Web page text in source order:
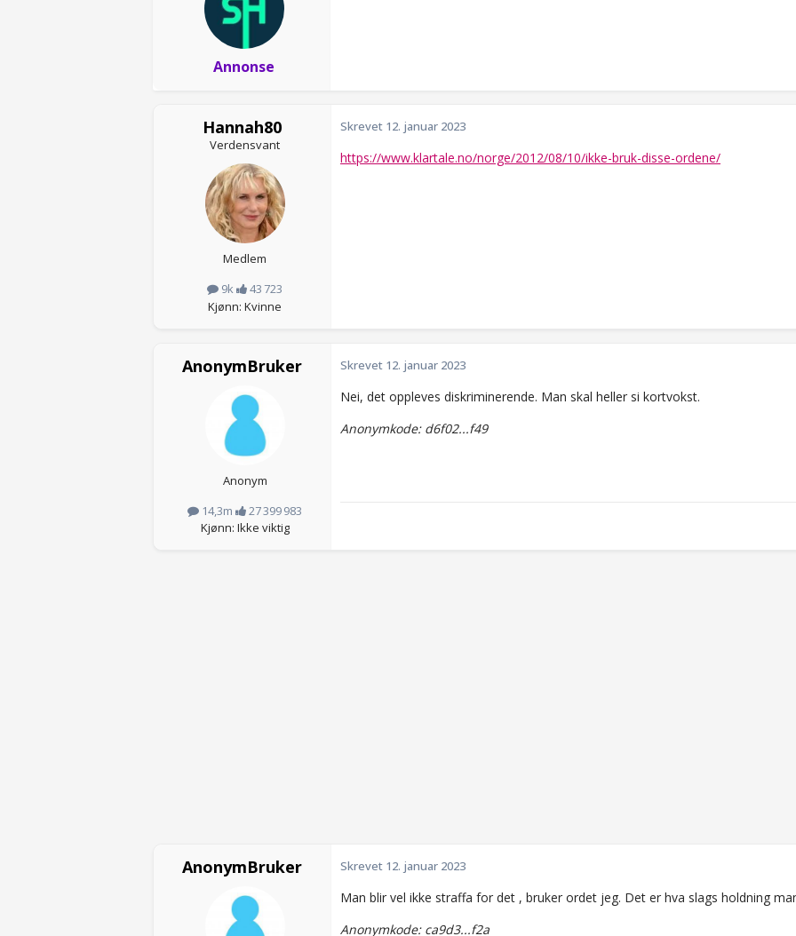
Annonse
Hannah80
Verdensvant
Medlem
9k
43 723
Kjønn: Kvinne
Skrevet 12. januar 2023
https://www.klartale.no/norge/2012/08/10/ikke-bruk-disse-ordene/
AnonymBruker
Anonym
14,3m
27 399 983
Kjønn: Ikke viktig
Skrevet 12. januar 2023
Nei, det oppleves diskriminerende. Man skal heller si kortvokst.
Anonymkode: d6f02...f49
AnonymBruker Skrevet 12. januar 2023
Man blir vel ikke straffa for det , bruker ordet jeg. Det er hva slags holdning
Anonymkode: ca9d3...f2a